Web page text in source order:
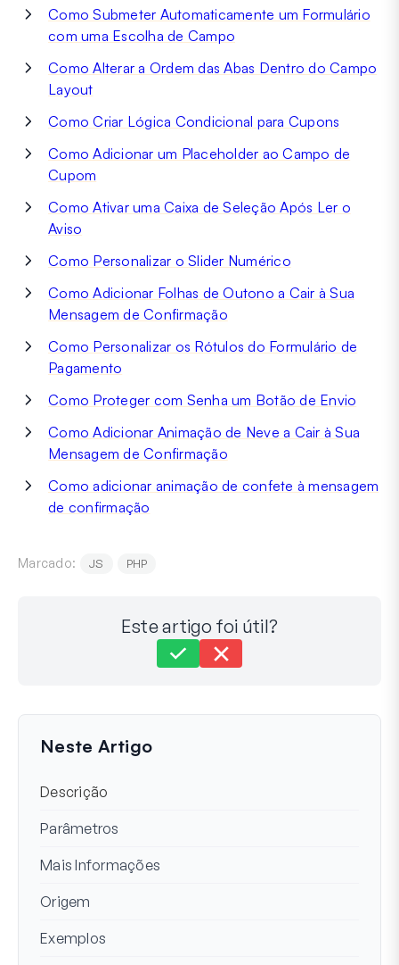
Como Submeter Automaticamente um Formulário
com uma Escolha de Campo
Como Alterar a Ordem das Abas Dentro do Campo
Layout
Como Criar Lógica Condicional para Cupons
Como Adicionar um Placeholder ao Campo de
Cupom
Como Ativar uma Caixa de Seleção Após Ler o
Aviso
Como Personalizar o Slider Numérico
Como Adicionar Folhas de Outono a Cair à Sua
Mensagem de Confirmação
Como Personalizar os Rótulos do Formulário de
Pagamento
Como Proteger com Senha um Botão de Envio
Como Adicionar Animação de Neve a Cair à Sua
Mensagem de Confirmação
Como adicionar animação de confete à mensagem
de confirmação
Marcado: JS PHP
Este artigo foi útil?
Última Atualização em 23 de maio de 2024
Neste Artigo
Descrição
Parâmetros
Mais Informações
Origem
Exemplos